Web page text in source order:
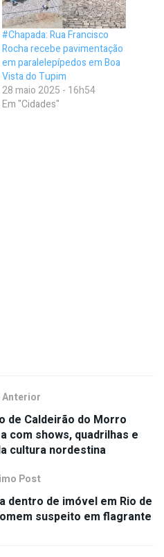
#Chapada: Rua Francisco
Rocha recebe pavimentação
em paralelepípedos em Boa
Vista do Tupim
28 maio 2025 - 16h54
Em "Cidades"
Anterior
de Caldeirão do Morro
com shows, quadrilhas e
cultura nordestina
Post
dentro de imóvel em Rio de
suspeito em flagrante